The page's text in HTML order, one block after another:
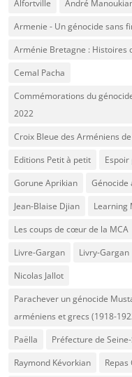
Alfortville André
Armenie - Un génocide sans
Arménie Bretagne : Histoires
Cemal Pacha
Commémorations du
2022
Croix Bleue des Arméniens
Editions Petit à petit
Espoir
Gorune Aprikian
Génocide
Jean-Blaise Djian
Learning
Les coups de cœur de la MCA
Livre-Gargan
Livry-Gargan
Nicolas Jallot
Parachever un génocide
arméniens et grecs (1918-
Paëlla
Préfecture de
Raymond Kévorkian